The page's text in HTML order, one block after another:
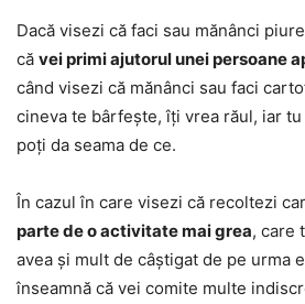
Dacă visezi că faci sau mănânci
că vei primi ajutorul unei persoane
când visezi că mănânci sau faci
cineva te bârfește, îți vrea răul, iar
poți da seama de ce.
În cazul în care visezi că recoltezi
parte de o activitate mai grea, care
avea și mult de câștigat de pe urma
înseamnă că vei comite multe